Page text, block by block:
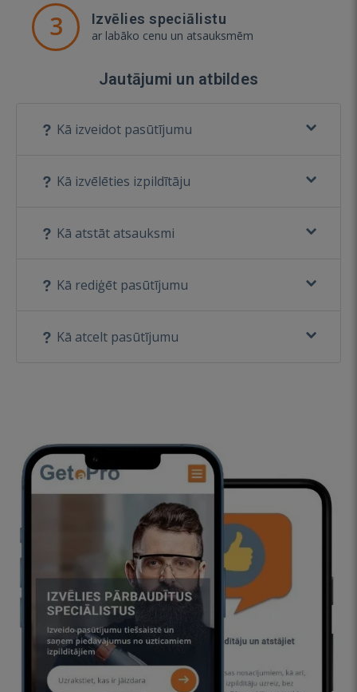
3 Izvēlies speciālistu
ar labāko cenu un atsauksmēm
Jautājumi un atbildes
Kā izveidot pasūtījumu
Kā izvēlēties izpildītāju
Kā atstāt atsauksmi
Kā rediģēt pasūtījumu
Kā atcelt pasūtījumu